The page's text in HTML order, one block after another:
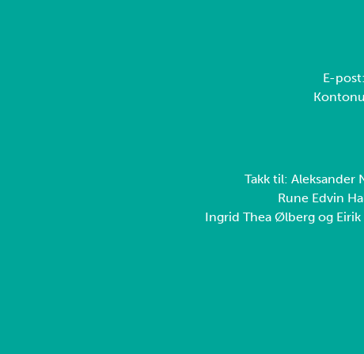
E-
Takk til: Aleksander
Rune Edvin
Ingrid Thea Ølberg og